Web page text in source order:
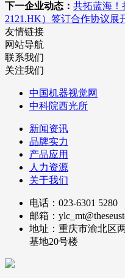
下一企业动态： 共拓蓝海！
2121.HK）签订合作协议展
友情链接
网站导航
联系我们
关注我们
中国机器视觉网
中科院西光所
新闻资讯
品牌实力
产品应用
人力资源
关于我们
电话：023-6301 5280
邮箱：
地址：重庆市渝北区
基地20号楼